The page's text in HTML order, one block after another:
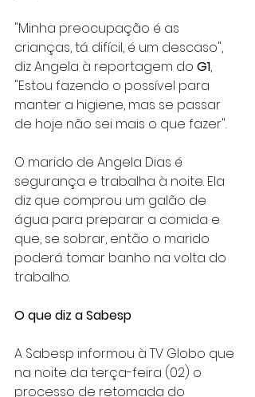
"Minha preocupação é as
crianças, tá difícil, é um descaso",
diz Angela à reportagem do G1,
"Estou fazendo o possível para
manter a higiene, mas se passar
de hoje não sei mais o que fazer".
O marido de Angela Dias é
segurança e trabalha à noite. Ela
diz que comprou um galão de
água para preparar a comida e
que, se sobrar, então o marido
poderá tomar banho na volta do
trabalho.
O que diz a Sabesp
A Sabesp informou à TV Globo que
na noite da terça-feira (02) o
processo de retomada do